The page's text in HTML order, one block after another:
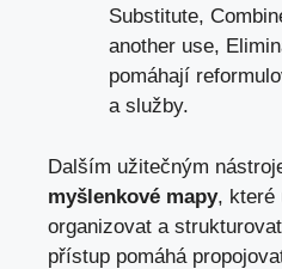
Substitute,
another use,
pomáhají
a služby.
Dalším užitečným
myšlenkové mapy, které
organizovat a
přístup pomáhá